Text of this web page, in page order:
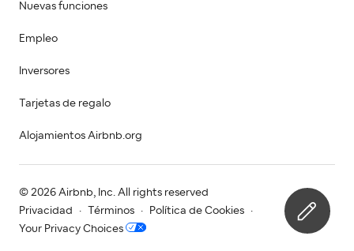
Nuevas funciones
Empleo
Inversores
Tarjetas de regalo
Alojamientos Airbnb.org
© 2026 Airbnb, Inc. All rights reserved
Privacidad
· Términos · Política de Cookies
·
Your Privacy Choices